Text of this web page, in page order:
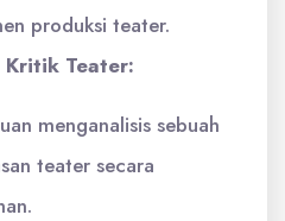
produksi teater.
Teater:
menganalisis sebuah
teater secara